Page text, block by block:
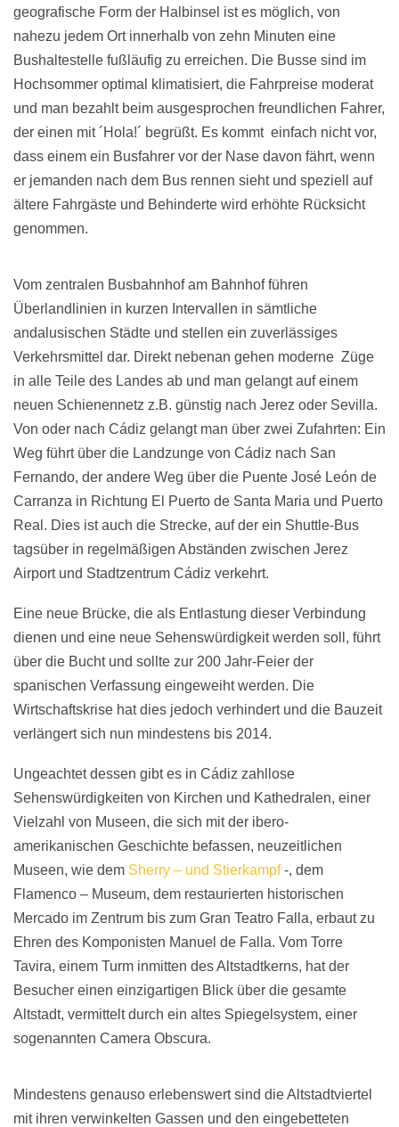
geografische Form der Halbinsel ist es möglich, von
nahezu jedem Ort innerhalb von zehn Minuten eine
Bushaltestelle fußläufig zu erreichen. Die Busse sind im
Hochsommer optimal klimatisiert, die Fahrpreise moderat
und man bezahlt beim ausgesprochen freundlichen Fahrer,
der einen mit ´Hola!´ begrüßt. Es kommt einfach nicht vor,
dass einem ein Busfahrer vor der Nase davon fährt, wenn
er jemanden nach dem Bus rennen sieht und speziell auf
ältere Fahrgäste und Behinderte wird erhöhte Rücksicht
genommen.
Vom zentralen Busbahnhof am Bahnhof führen
Überlandlinien in kurzen Intervallen in sämtliche
andalusischen Städte und stellen ein zuverlässiges
Verkehrsmittel dar. Direkt nebenan gehen moderne Züge
in alle Teile des Landes ab und man gelangt auf einem
neuen Schienennetz z.B. günstig nach Jerez oder Sevilla.
Von oder nach Cádiz gelangt man über zwei Zufahrten: Ein
Weg führt über die Landzunge von Cádiz nach San
Fernando, der andere Weg über die Puente José León de
Carranza in Richtung El Puerto de Santa Maria und Puerto
Real. Dies ist auch die Strecke, auf der ein Shuttle-Bus
tagsüber in regelmäßigen Abständen zwischen Jerez
Airport und Stadtzentrum Cádiz verkehrt.
Eine neue Brücke, die als Entlastung dieser Verbindung
dienen und eine neue Sehenswürdigkeit werden soll, führt
über die Bucht und sollte zur 200 Jahr-Feier der
spanischen Verfassung eingeweiht werden. Die
Wirtschaftskrise hat dies jedoch verhindert und die Bauzeit
verlängert sich nun mindestens bis 2014.
Ungeachtet dessen gibt es in Cádiz zahllose
Sehenswürdigkeiten von Kirchen und Kathedralen, einer
Vielzahl von Museen, die sich mit der ibero-
amerikanischen Geschichte befassen, neuzeitlichen
Museen, wie dem Sherry – und Stierkampf-, dem
Flamenco – Museum, dem restaurierten historischen
Mercado im Zentrum bis zum Gran Teatro Falla, erbaut zu
Ehren des Komponisten Manuel de Falla. Vom Torre
Tavira, einem Turm inmitten des Altstadtkerns, hat der
Besucher einen einzigartigen Blick über die gesamte
Altstadt, vermittelt durch ein altes Spiegelsystem, einer
sogenannten Camera Obscura.
Mindestens genauso erlebenswert sind die Altstadtviertel
mit ihren verwinkelten Gassen und den eingebetteten